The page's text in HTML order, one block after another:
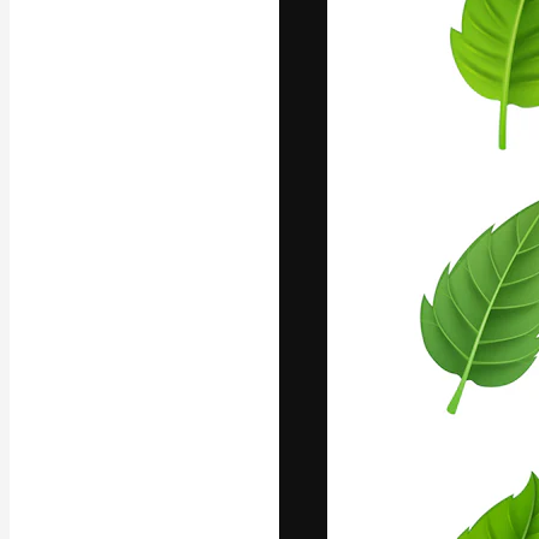
La
migliori lavori.
creativi,
Italiano
Copyright ©